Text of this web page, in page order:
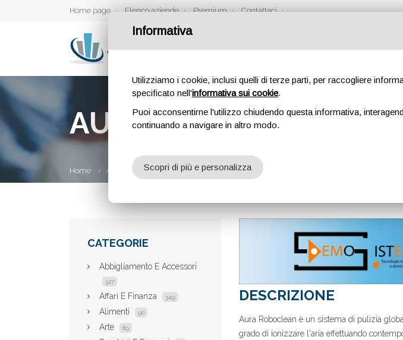
Home page Elenco aziende Premium Contattaci
AURA ROBOCLEAN
Home Aziende Aura Roboclean
CATEGORIE
Abbigliamento E Accessori
327
Affari E Finanza 349
Alimenti 90
Arte 89
DESCRIZIONE
Aura Roboclean è un sistema di pulizia
grado di ionizzare l'aria effettuando
Informativa
Utilizziamo i cookie, inclusi quelli di terze parti, per raccogliere
specificato nell'informativa sui cookie.
Puoi acconsentirne l'utilizzo chiudendo questa informativa,
continuando a navigare in altro modo.
Scopri di più e personalizza